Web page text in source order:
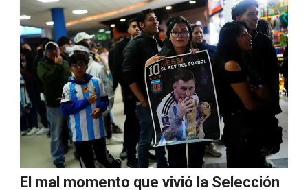
El mal momento que vivió la Selección